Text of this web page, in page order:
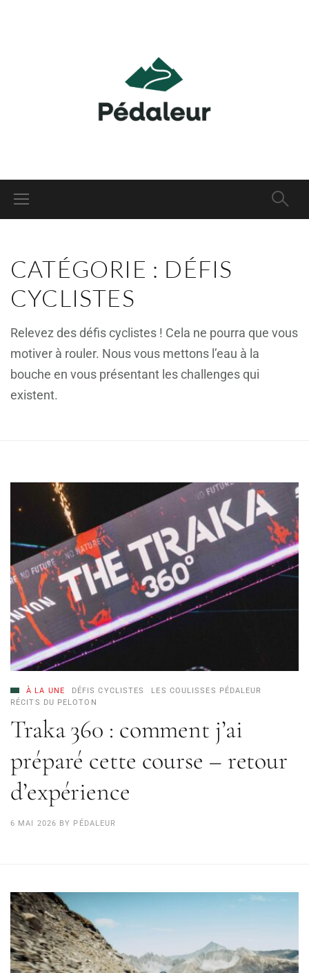
CATÉGORIE : DÉFIS
CYCLISTES
Relevez des défis cyclistes ! Cela ne pourra que vous
motiver à rouler. Nous vous mettons l’eau à la
bouche en vous présentant les challenges qui
existent.
À LA UNE DÉFIS CYCLISTES
LES COULISSES PÉDALEUR
RÉCITS DU PELOTON
Traka 360 : comment j’ai
préparé cette course – retour
d’expérience
6 MAI 2026 BY PÉDALEUR